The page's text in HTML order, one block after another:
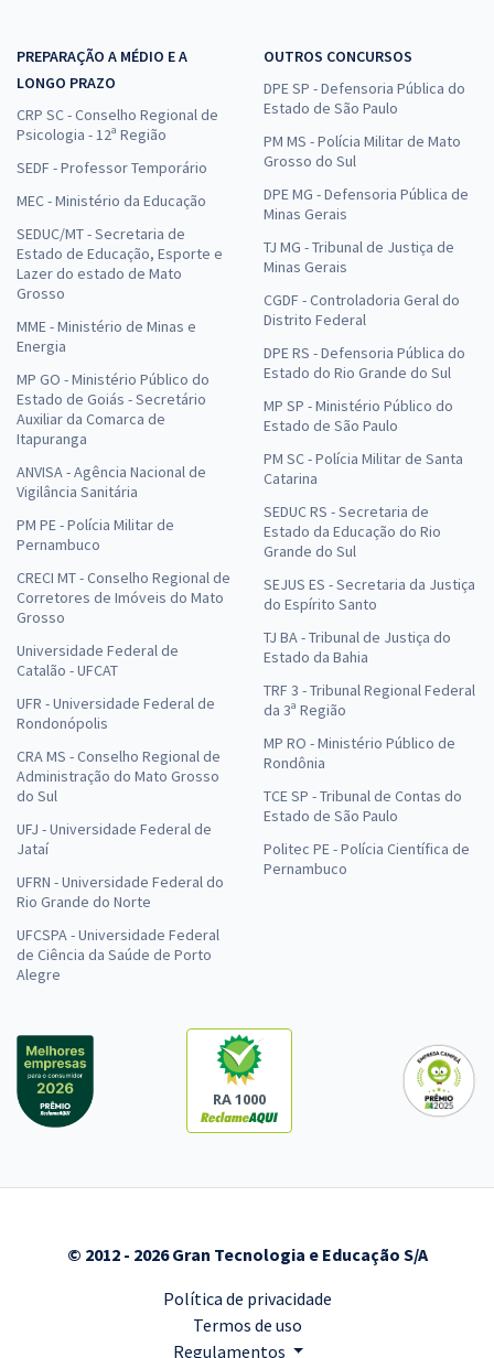
PREPARAÇÃO A MÉDIO E A
LONGO PRAZO
CRP SC - Conselho Regional de
Psicologia - 12ª Região
SEDF - Professor Temporário
MEC - Ministério da Educação
SEDUC/MT - Secretaria de
Estado de Educação, Esporte e
Lazer do estado de Mato
Grosso
MME - Ministério de Minas e
Energia
MP GO - Ministério Público do
Estado de Goiás - Secretário
Auxiliar da Comarca de
Itapuranga
ANVISA - Agência Nacional de
Vigilância Sanitária
PM PE - Polícia Militar de
Pernambuco
CRECI MT - Conselho Regional de
Corretores de Imóveis do Mato
Grosso
Universidade Federal de
Catalão - UFCAT
UFR - Universidade Federal de
Rondonópolis
CRA MS - Conselho Regional de
Administração do Mato Grosso
do Sul
UFJ - Universidade Federal de
Jataí
UFRN - Universidade Federal do
Rio Grande do Norte
UFCSPA - Universidade Federal
de Ciência da Saúde de Porto
Alegre
OUTROS CONCURSOS
DPE SP - Defensoria Pública do
Estado de São Paulo
PM MS - Polícia Militar de Mato
Grosso do Sul
DPE MG - Defensoria Pública de
Minas Gerais
TJ MG - Tribunal de Justiça de
Minas Gerais
CGDF - Controladoria Geral do
Distrito Federal
DPE RS - Defensoria Pública do
Estado do Rio Grande do Sul
MP SP - Ministério Público do
Estado de São Paulo
PM SC - Polícia Militar de Santa
Catarina
SEDUC RS - Secretaria de
Estado da Educação do Rio
Grande do Sul
SEJUS ES - Secretaria da Justiça
do Espírito Santo
TJ BA - Tribunal de Justiça do
Estado da Bahia
TRF 3 - Tribunal Regional Federal
da 3ª Região
MP RO - Ministério Público de
Rondônia
TCE SP - Tribunal de Contas do
Estado de São Paulo
Politec PE - Polícia Científica de
Pernambuco
RA 1000
© 2012 - 2026 Gran Tecnologia e Educação S/A
Política de privacidade
Termos de uso
Regulamentos